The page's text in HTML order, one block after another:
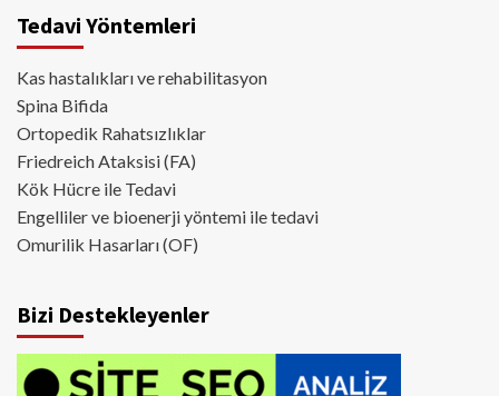
Tedavi Yöntemleri
Kas hastalıkları ve rehabilitasyon
Spina Bifida
Ortopedik Rahatsızlıklar
Friedreich Ataksisi (FA)
Kök Hücre ile Tedavi
Engelliler ve bioenerji yöntemi ile tedavi
Omurilik Hasarları (OF)
Bizi Destekleyenler